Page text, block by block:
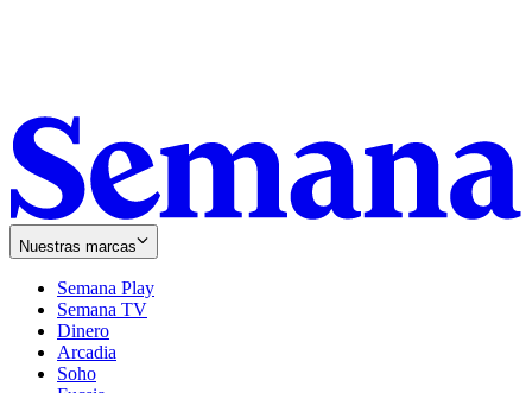
Nuestras marcas
Semana Play
Semana TV
Dinero
Arcadia
Soho